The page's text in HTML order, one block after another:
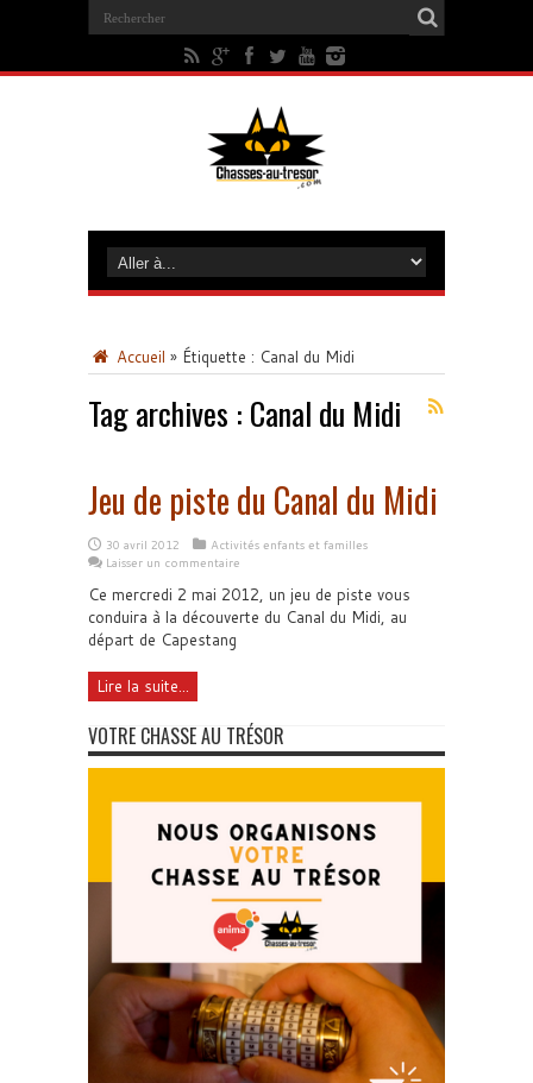
Accueil » Étiquette : Canal du Midi
Tag archives : Canal du Midi
Jeu de piste du Canal du Midi
30 avril 2012
Activités enfants et familles
Laisser un commentaire
Ce mercredi 2 mai 2012, un jeu de piste vous
conduira à la découverte du Canal du Midi, au
départ de Capestang
Lire la suite...
VOTRE CHASSE AU TRÉSOR